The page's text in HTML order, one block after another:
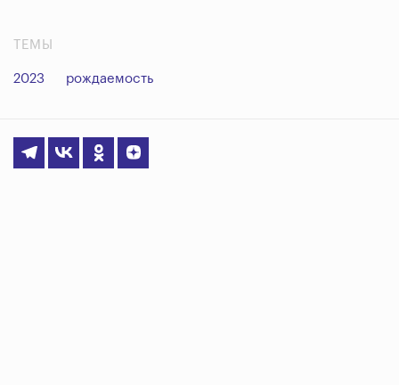
ТЕМЫ
2023 рождаемость